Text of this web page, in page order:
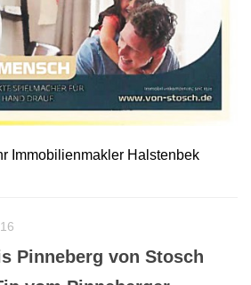
Immobilienmakler Halstenbek
Pinneberg von Stosch